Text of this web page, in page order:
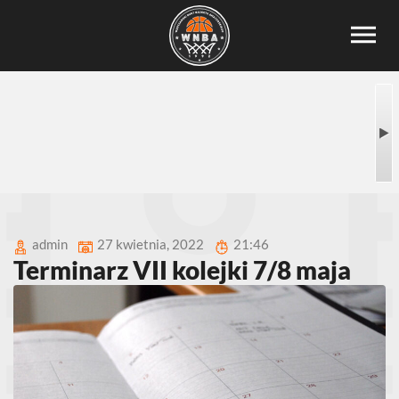
admin 27 kwietnia, 2022 21:46
Terminarz VII kolejki 7/8 maja